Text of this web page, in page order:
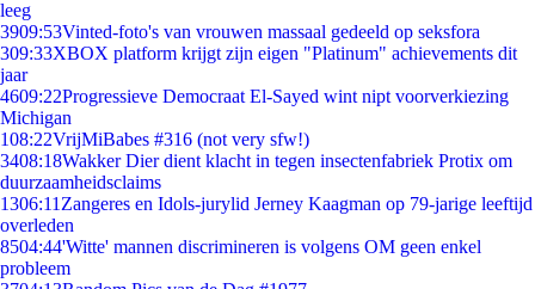
leeg
3909:53Vinted-foto's van vrouwen massaal gedeeld op seksfora
309:33XBOX platform krijgt zijn eigen "Platinum" achievements dit
jaar
4609:22Progressieve Democraat El-Sayed wint nipt voorverkiezing
Michigan
108:22VrijMiBabes #316 (not very sfw!)
3408:18Wakker Dier dient klacht in tegen insectenfabriek Protix om
duurzaamheidsclaims
1306:11 Zangeres en Idols-jurylid Jerney Kaagman op 79-jarige leeftijd
overleden
8504:44'Witte' mannen discrimineren is volgens OM geen enkel
probleem